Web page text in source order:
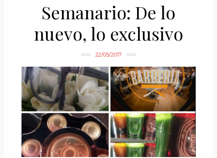
Semanario: De lo
nuevo, lo exclusivo
22/05/2017